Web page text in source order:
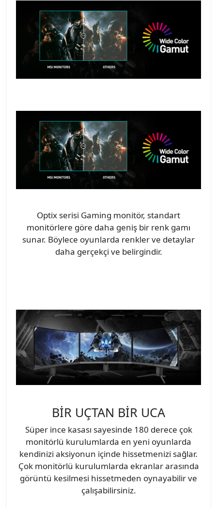
Optix serisi Gaming monitör, standart
monitörlere göre daha geniş bir renk gamı
sunar. Böylece oyunlarda renkler ve detaylar
daha gerçekçi ve belirgindir.
BİR UÇTAN BİR UCA
Süper ince kasası sayesinde 180 derece çok
monitörlü kurulumlarda en yeni oyunlarda
kendinizi aksiyonun içinde hissetmenizi sağlar.
Çok monitörlü kurulumlarda ekranlar arasında
görüntü kesilmesi hissetmeden oynayabilir ve
çalışabilirsiniz.